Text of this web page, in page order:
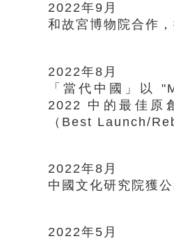
2022年9月
和故宮博物院合作
2022年8月
「當代中國」以
2022 中的最佳原
（Best Launch/
2022年8月
中國文化研究院獲
2022年5月